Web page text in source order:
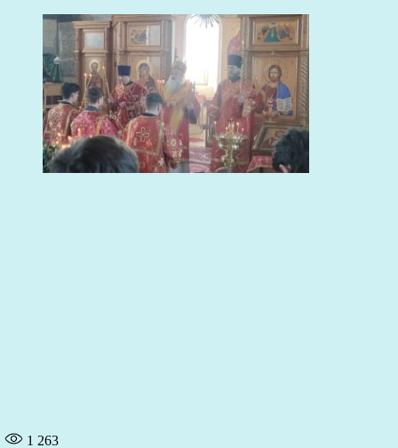
1 263